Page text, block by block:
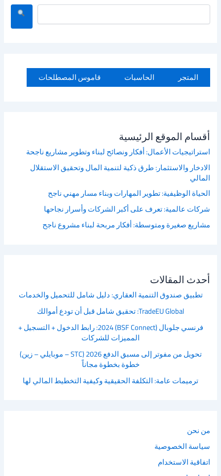
ا
ب
المتجر الحاسبات قاموس المصطلحات
أقسام الموقع الرئيسية
استراتيجيات الأعمال: أفكار ونصائح لبناء وتطوير مشاريع ناجحة
الادخار والاستثمار: طرق ذكية لتنمية المال وتحقيق الاستقلال
المالي
الحياة الوظيفية: تطوير المهارات وبناء مسار مهني ناجح
شركات عالمية: تعرف على أكبر الشركات وأسرار نجاحها
مشاريع صغيرة ومتوسطة: أفكار مربحة لبناء مشروع ناجح
أحدث المقالات
تطبيق صندوق التنمية العقاري: دليل شامل للتحميل والخدمات
TradeEU Global: تحقيق شامل قبل أن تودع أموالك
فرنسي جلوبال (BSF Connect) 2024: رابط الدخول + التسجيل +
المميزات للشركات
تحويل من مفوتر إلى مسبق الدفع 2026 (STC – موبايلي – زين)
خطوة بخطوة مجاناً
ترميمات عامة: التكلفة الحقيقية وكيفية التخطيط المالي لها
من نحن
سياسة الخصوصية
اتفاقية الاستخدام